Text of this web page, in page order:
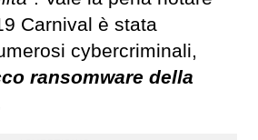
Carnival è stata
cybercriminali,
ransomware della